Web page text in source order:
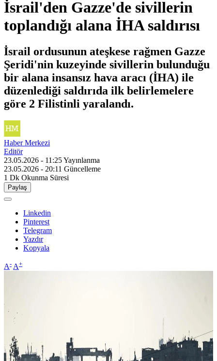
İsrail'den Gazze'de sivillerin
toplandığı alana İHA saldırısı
İsrail ordusunun ateşkese rağmen Gazze
Şeridi'nin kuzeyinde sivillerin bulunduğu
bir alana insansız hava aracı (İHA) ile
düzenlediği saldırıda ilk belirlemelere
göre 2 Filistinli yaralandı.
Haber Merkezi
Editör
23.05.2026 - 11:25Yayınlanma
23.05.2026 - 20:11 Güncelleme
1 Dk Okunma Süresi
Paylaş
Linkedin
Pinterest
Telegram
Yazdır
Kopyala
A- A+